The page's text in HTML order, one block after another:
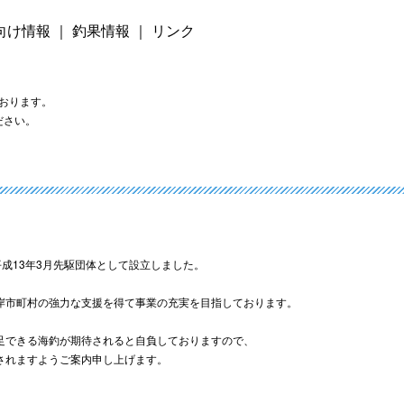
け情報 ｜ 釣果情報 ｜ リンク
ます。
い。
13年3月先駆団体として設立しました。
町村の強力な支援を得て事業の充実を目指しております。
きる海釣が期待されると自負しておりますので、
ますようご案内申し上げます。